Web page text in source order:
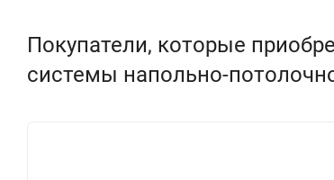
Покупатели, которые
системы напольно-